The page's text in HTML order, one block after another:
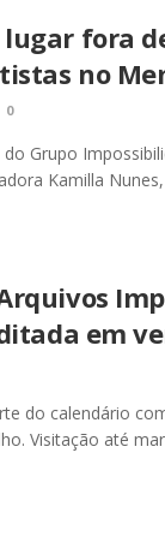
fora
no
0
Grupo
Kamilla
em
do calendário
Visitação até